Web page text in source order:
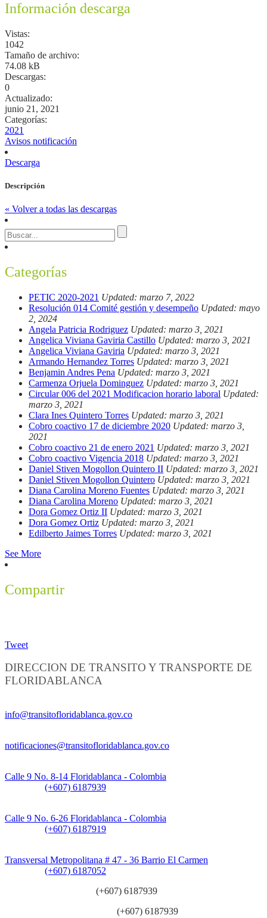
Información descarga
Vistas:
1042
Tamaño de archivo:
74.08 kB
Descargas:
0
Actualizado:
junio 21, 2021
Categorías:
2021
Avisos notificación
Descarga
Descripción
« Volver a todas las descargas
Categorías
PETIC 2020-2021 Updated: marzo 7, 2022
Resolución 014 Comité gestión y desempeño Updated: mayo
2, 2024
Angela Patricia Rodriguez Updated: marzo 3, 2021
Angelica Viviana Gaviria Castillo Updated: marzo 3, 2021
Angelica Viviana Gaviria Updated: marzo 3, 2021
Armando Hernandez Torres Updated: marzo 3, 2021
Benjamin Andres Pena Updated: marzo 3, 2021
Carmenza Orjuela Dominguez Updated: marzo 3, 2021
Circular 006 del 2021 Modificacion horario laboral Updated:
marzo 3, 2021
Clara Ines Quintero Torres Updated: marzo 3, 2021
Cobro coactivo 17 de diciembre 2020 Updated: marzo 3,
2021
Cobro coactivo 21 de enero 2021 Updated: marzo 3, 2021
Cobro coactivo Vigencia 2018 Updated: marzo 3, 2021
Daniel Stiven Mogollon Quintero II Updated: marzo 3, 2021
Daniel Stiven Mogollon Quintero Updated: marzo 3, 2021
Diana Carolina Moreno Fuentes Updated: marzo 3, 2021
Diana Carolina Moreno Updated: marzo 3, 2021
Dora Gomez Ortiz II Updated: marzo 3, 2021
Dora Gomez Ortiz Updated: marzo 3, 2021
Edilberto Jaimes Torres Updated: marzo 3, 2021
See More
Compartir
Tweet
DIRECCION DE TRANSITO Y TRANSPORTE DE
FLORIDABLANCA
info@transitofloridablanca.gov.co
notificaciones@transitofloridablanca.gov.co
Calle 9 No. 8-14 Floridablanca - Colombia
(+607) 6187939
Calle 9 No. 6-26 Floridablanca - Colombia
(+607) 6187919
Transversal Metropolitana # 47 - 36 Barrio El Carmen
(+607) 6187052
(+607) 6187939
(+607) 6187939